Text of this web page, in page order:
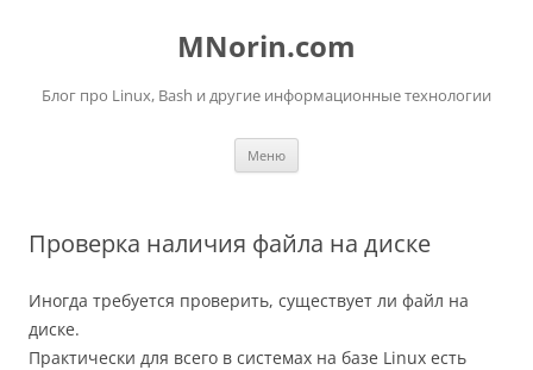
MNorin.com
Блог про Linux, Bash и другие информационные технологии
Меню
Проверка наличия файла на диске
Иногда требуется проверить, существует ли файл на
диске.
Практически для всего в системах на базе Linux есть